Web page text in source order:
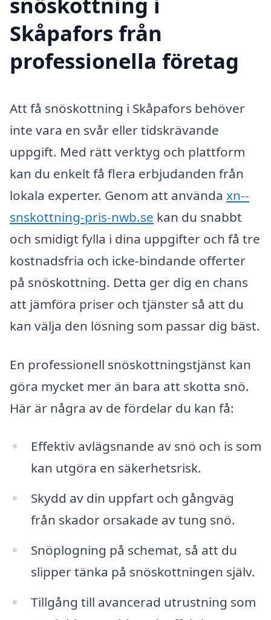
Skåpafors från
professionella företag
Att få snöskottning i Skåpafors behöver
inte vara en svår eller tidskrävande
uppgift. Med rätt verktyg och plattform
kan du enkelt få flera erbjudanden från
lokala experter. Genom att använda xn--
snskottning-pris-nwb.se kan du snabbt
och smidigt fylla i dina uppgifter och få tre
kostnadsfria och icke-bindande offerter
på snöskottning. Detta ger dig en chans
att jämföra priser och tjänster så att du
kan välja den lösning som passar dig bäst.
En professionell snöskottningstjänst kan
göra mycket mer än bara att skotta snö.
Här är några av de fördelar du kan få:
Effektiv avlägsnande av snö och is som
kan utgöra en säkerhetsrisk.
Skydd av din uppfart och gångväg
från skador orsakade av tung snö.
Snöplogning på schemat, så att du
slipper tänka på snöskottningen själv.
Tillgång till avancerad utrustning som